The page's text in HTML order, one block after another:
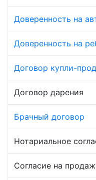
Доверенность на
Доверенность на
Договор купли-
Договор дарения
Брачный договор
Нотариальное
Согласие на